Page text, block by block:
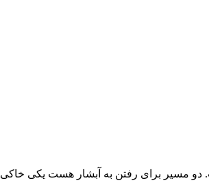
هزار تومن باید بپردازید از محل پارک تا آبشار حدود ۲۰ دقیقه پیاده روی هست. دو مسیر